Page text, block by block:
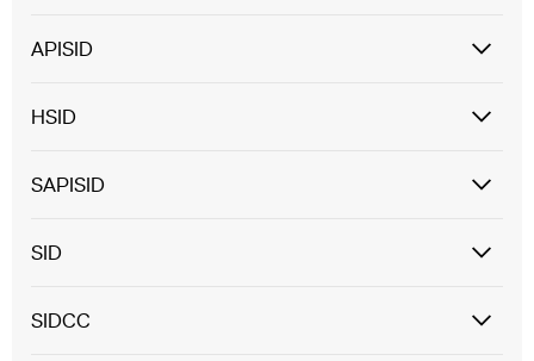
APISID
HSID
SAPISID
SID
SIDCC